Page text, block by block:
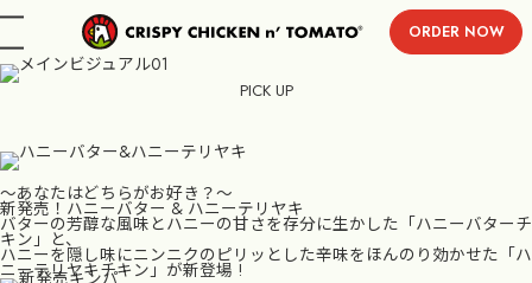
menu ORDER NOW
PICK UP
〜あなたはどちらがお好き？〜
新発売！ハニーバター & ハニーテリヤキ
バターの芳醇な風味とハニーの甘さを存分に生かした「ハニーバターチ
キン」と、
ハニーを隠し味にニンニクのピリッとした辛味をほんのり効かせた「ハ
ニーテリヤキチキン」が新登場 !